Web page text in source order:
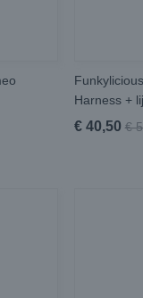
Harness +
€ 40,50 €